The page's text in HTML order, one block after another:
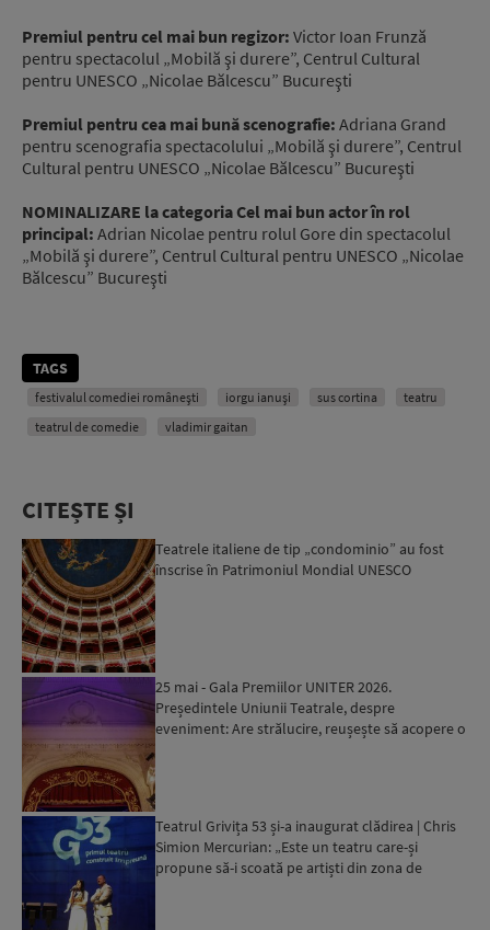
Premiul pentru cel mai bun regizor: Victor Ioan Frunză
pentru spectacolul „Mobilă şi durere”, Centrul Cultural
pentru UNESCO „Nicolae Bălcescu” Bucureşti
Premiul pentru cea mai bună scenografie: Adriana Grand
pentru scenografia spectacolului „Mobilă şi durere”, Centrul
Cultural pentru UNESCO „Nicolae Bălcescu” Bucureşti
NOMINALIZARE la categoria Cel mai bun actor în rol
principal: Adrian Nicolae pentru rolul Gore din spectacolul
„Mobilă şi durere”, Centrul Cultural pentru UNESCO „Nicolae
Bălcescu” Bucureşti
TAGS
festivalul comediei românești iorgu ianuși sus cortina
teatru
teatrul de comedie
vladimir gaitan
CITEȘTE ȘI
Teatrele italiene de tip „condominio” au fost
înscrise în Patrimoniul Mondial UNESCO
25 mai - Gala Premiilor UNITER 2026.
Președintele Uniunii Teatrale, despre
eveniment: Are strălucire, reușește să acopere o
Teatrul Grivița 53 și-a inaugurat clădirea | Chris
Simion Mercurian: „Este un teatru care-și
propune să-i scoată pe artiști din zona de